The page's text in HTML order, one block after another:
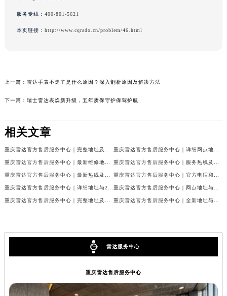
服务专线： 400-801-5621
本页链接： http://www.cqrado.cn/problem/46.html
上一篇： 雷达手表不走了是什么原因？深入剖析原因及解决方法
下一篇： 瑞士雷达表焕新升级，五年质保守护保驾护航
相关文章
雷达服务中心
重庆雷达售后服务中心